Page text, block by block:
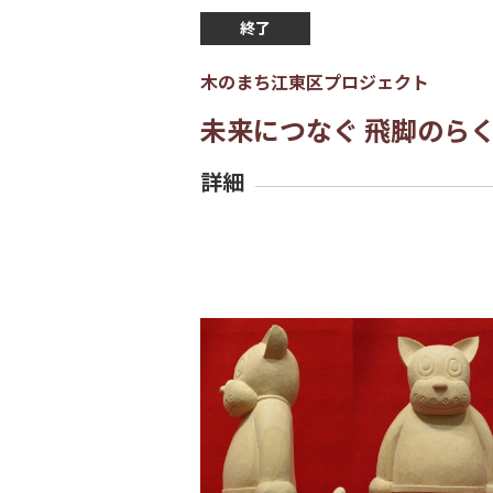
終了
木のまち江東区プロジェクト
未来につなぐ 飛脚の
詳細